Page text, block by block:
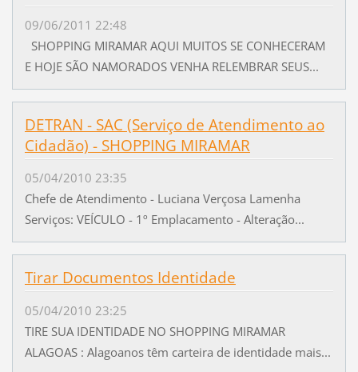
09/06/2011 22:48
SHOPPING MIRAMAR AQUI MUITOS SE CONHECERAM
E HOJE SÃO NAMORADOS VENHA RELEMBRAR SEUS...
DETRAN - SAC (Serviço de Atendimento ao
Cidadão) - SHOPPING MIRAMAR
05/04/2010 23:35
Chefe de Atendimento - Luciana Verçosa Lamenha
Serviços: VEÍCULO - 1º Emplacamento - Alteração...
Tirar Documentos Identidade
05/04/2010 23:25
TIRE SUA IDENTIDADE NO SHOPPING MIRAMAR
ALAGOAS : Alagoanos têm carteira de identidade mais...